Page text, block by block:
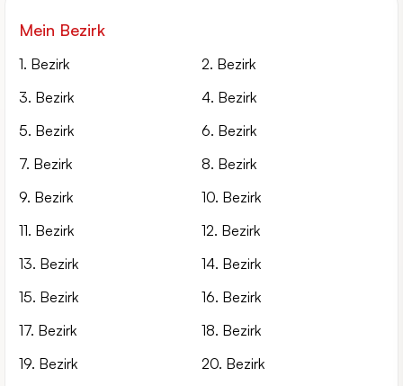
Mein Bezirk
1. Bezirk
2. Bezirk
3. Bezirk
4. Bezirk
5. Bezirk
6. Bezirk
7. Bezirk
8. Bezirk
9. Bezirk
10. Bezirk
11. Bezirk
12. Bezirk
13. Bezirk
14. Bezirk
15. Bezirk
16. Bezirk
17. Bezirk
18. Bezirk
19. Bezirk
20. Bezirk